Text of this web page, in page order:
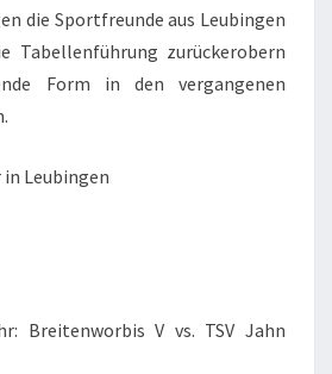
die Sportfreunde aus Leubingen
Tabellenführung zurückerobern
Form in den vergangenen
in Leubingen
Breitenworbis V vs. TSV Jahn